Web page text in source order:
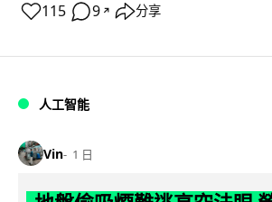
115 9 ↗ 分享
人工智能
Vin 1 日